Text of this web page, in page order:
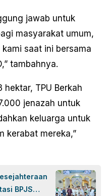
jawab untuk
masyarakat umum,
saat ini bersama
tambahnya.
hektar, TPU Berkah
jenazah untuk
keluarga untuk
kerabat mereka,”
BPJS